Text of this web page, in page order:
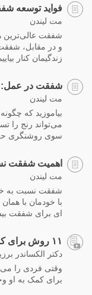
فواید توسعه
مت لیندن
شفقت عالی‌ترین
و در مقابل،
زندگیمان کنار
شفقت در عمل:
مت لیندن
بیاموزید که
می‌تواند رنج را
سوی روشنگری
اهمیت شفقت
مت لیندن
شفقت نسبت به
با خودمان با
ای برای شفقت
۱۱ روش برای کمک به دیگران
دکتر الکساندر
وقتی فردی را
برای کمک به او